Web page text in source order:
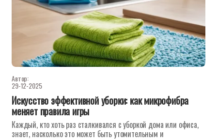
Автор:
29-12-2025
Искусство эффективной уборки: как микрофибра
меняет правила игры
Каждый, кто хоть раз сталкивался с уборкой дома или офиса,
знает, насколько это может быть утомительным и